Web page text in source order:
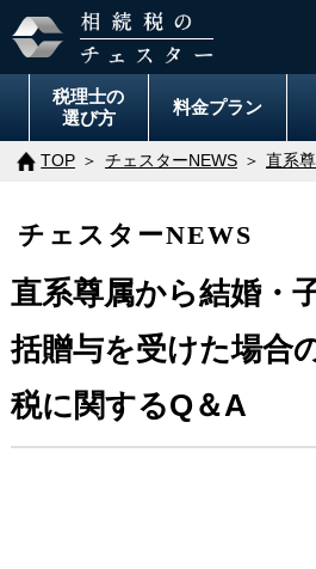
税理士の
選び方
料金プラン
TOP チェスターNEWS 直系
チェスターNEWS
直系尊属から結婚・
括贈与を受けた場合
税に関するQ＆A